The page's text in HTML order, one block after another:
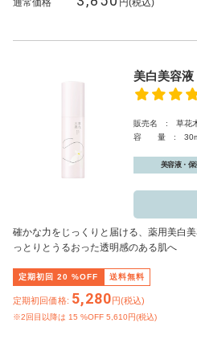
通常価格 円(税込)
美白美容液
販売名 : 草花
容 量 :
美容液・保
確かな力をじっくりと届ける、薬用美白
っとりとうるおった透明感のある肌へ
定期初回 20 %OFF 送料無料
定期初回価格: 5,280円(税込)
※2回目以降は 15 %OFF 5,610円(税込)